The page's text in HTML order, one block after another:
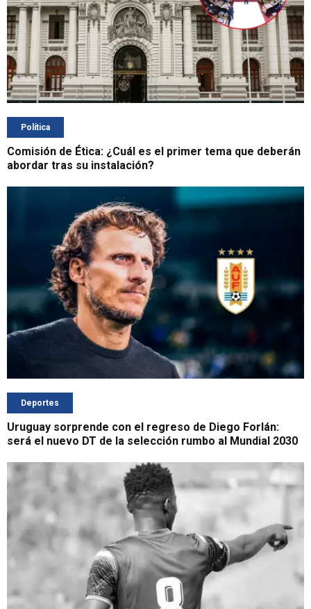
Política
Comisión de Ética: ¿Cuál es el primer tema que deberán
abordar tras su instalación?
Deportes
Uruguay sorprende con el regreso de Diego Forlán:
será el nuevo DT de la selección rumbo al Mundial 2030